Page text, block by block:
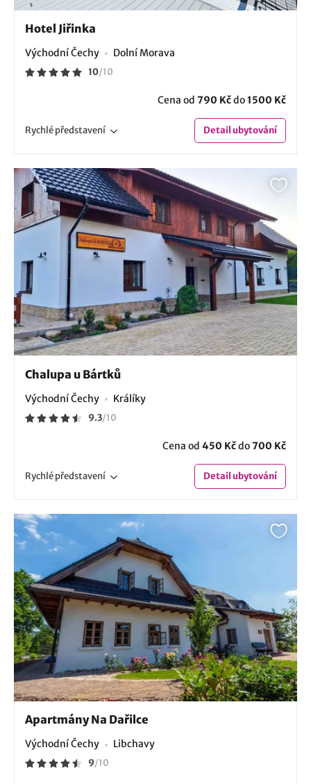
Hotel Jiřinka
Východní Čechy Dolní Morava
10/10
Cena od 790 Kčdo1500 Kč
Rychlépředstavení Detailubytování
Chalupa u Bártků
Východní Čechy Králíky
9.3/10
Cena od 450 Kčdo700 Kč
Rychlépředstavení Detailubytování
Apartmány Na Dařilce
Východní Čechy Libchavy
9/10